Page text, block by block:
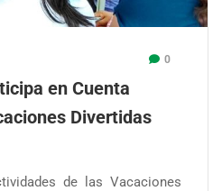
0
en Cuenta
Divertidas
de las Vacaciones